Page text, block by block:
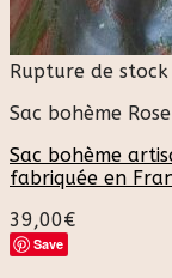
Rupture de stock
Sac bohème
Sac bohème
fabriquée en
39,00€
Save